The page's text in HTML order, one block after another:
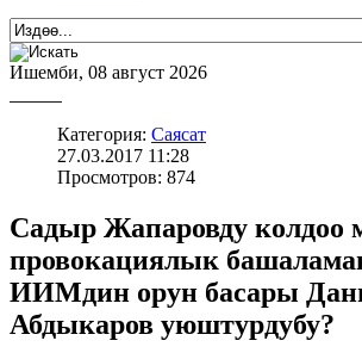
Ишемби, 08 август 2026
Категория: Саясат
27.03.2017 11:28
Просмотров: 874
Садыр Жапаровду колдоо
провокациялык
ИИМдин орун басары
Абдыкаров уюштурдубу?